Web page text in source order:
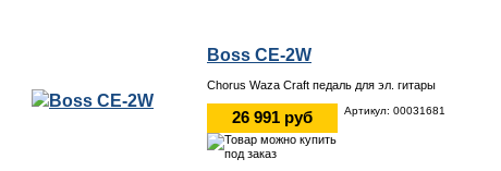
Boss CE-2W
Chorus Waza Craft педаль для эл. гитары
26 991 руб Артикул: 00031681